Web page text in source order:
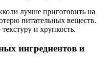
лучше приготовить на
питательных веществ.
и хрупкость.
ингредиентов и